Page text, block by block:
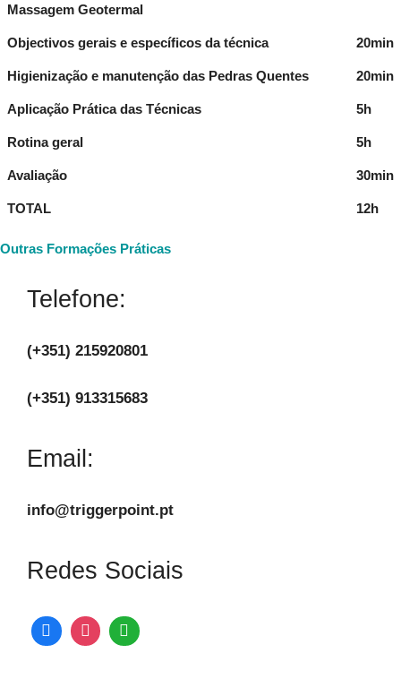
Massagem Geotermal
Objectivos gerais e específicos da técnica 20min
Higienização e manutenção das Pedras Quentes 20min
Aplicação Prática das Técnicas 5h
Rotina geral 5h
Avaliação 30min
TOTAL 12h
Outras Formações Práticas
Telefone:
(+351) 215920801
(+351) 913315683
Email:
info@triggerpoint.pt
Redes Sociais